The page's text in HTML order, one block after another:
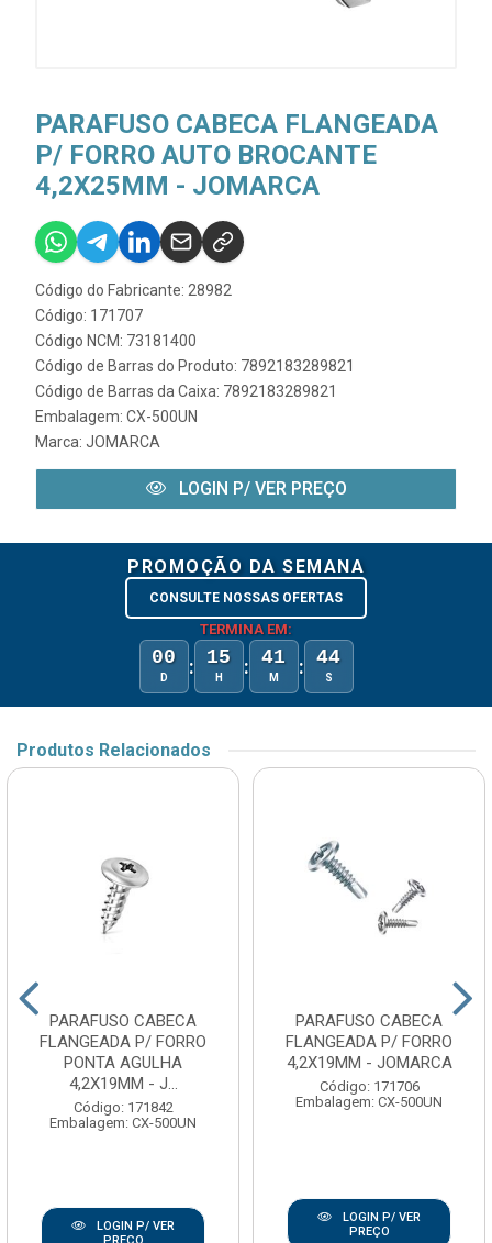
PARAFUSO CABECA FLANGEADA
P/ FORRO AUTO BROCANTE
4,2X25MM - JOMARCA
Código do Fabricante: 28982
Código: 171707
Código NCM: 73181400
Código de Barras do Produto: 7892183289821
Código de Barras da Caixa: 7892183289821
Embalagem: CX-500UN
Marca: JOMARCA
LOGIN P/ VER PREÇO
PROMOÇÃO DA SEMANA
CONSULTE NOSSAS OFERTAS
TERMINA EM:
00
D : 15
H : 41
M : 44
S
Produtos Relacionados
PARAFUSO CABECA
FLANGEADA P/ FORRO
PONTA AGULHA
4,2X19MM - J...
Código: 171842
Embalagem: CX-500UN
LOGIN P/ VER
PARAFUSO CABECA
FLANGEADA P/ FORRO
4,2X19MM - JOMARCA
Código: 171706
Embalagem: CX-500UN
LOGIN P/ VER
PREÇO